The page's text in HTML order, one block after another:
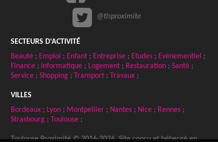
@tlsproximite
SECTEURS D'ACTIVITÉ
Beauté ; Emploi ; Enfant ; Entreprise ; Etudes ; Evénementiel ;
Finance ; Informatique ; Logement ; Restauration ; Santé ;
Service ; Shopping ; Transport ; Travaux ;
VILLES
Bordeaux ; Lyon ; Montpellier ; Nantes ; Nice ; Rennes ;
Strasbourg ; Toulouse ;
Toulouse Proximité © 2016-2026, Site conçu et hébergé en